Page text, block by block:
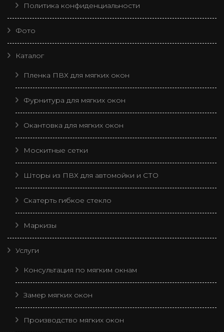
Политика конфиденциальности
Фото
Каталог
Пленка ПВХ для мягких окон
Фурнитура для мягких окон
Окантовка для мягких окон
Москитные сетки
Шторы из ПВХ для автомойки и СТО
Скатерть гибкое стекло
Маркизы
Услуги
Консультация по мягким окнам
Замер мягких окон
Производство мягких окон